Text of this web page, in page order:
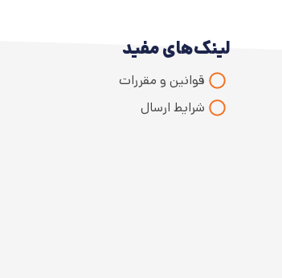
لینک‌های مفید
قوانین و مقررات
شرایط ارسال